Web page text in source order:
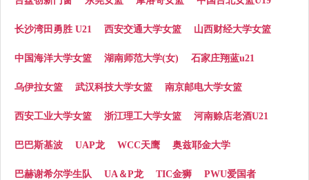
长沙湾田勇胜 U21 西安交通大学女篮 山西财经大学女篮
中国海洋大学女篮 湖南师范大学(女) 石家庄翔蓝u21
乌伊拉女篮 武汉科技大学女篮 南京邮电大学女篮
西安工业大学女篮 浙江理工大学女篮 河南赊店老酒U21
巴巴斯基波 UAP龙 WCC天鹰 奥兹耶金大学
巴赫谢希尔学生队 UA＆P龙 TIC金狮 PWU爱国者